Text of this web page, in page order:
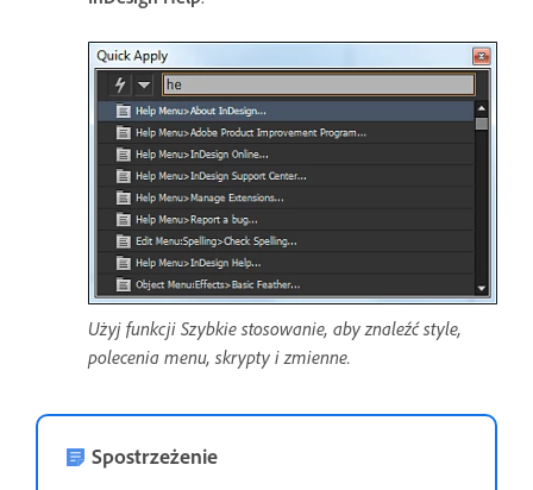
Użyj funkcji Szybkie stosowanie, aby znaleźć style,
polecenia menu, skrypty i zmienne.
Spostrzeżenie